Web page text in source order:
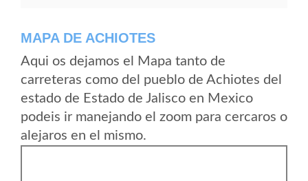
MAPA DE ACHIOTES
Aqui os dejamos el Mapa tanto de
carreteras como del pueblo de Achiotes del
estado de Estado de Jalisco en Mexico
podeis ir manejando el zoom para cercaros o
alejaros en el mismo.